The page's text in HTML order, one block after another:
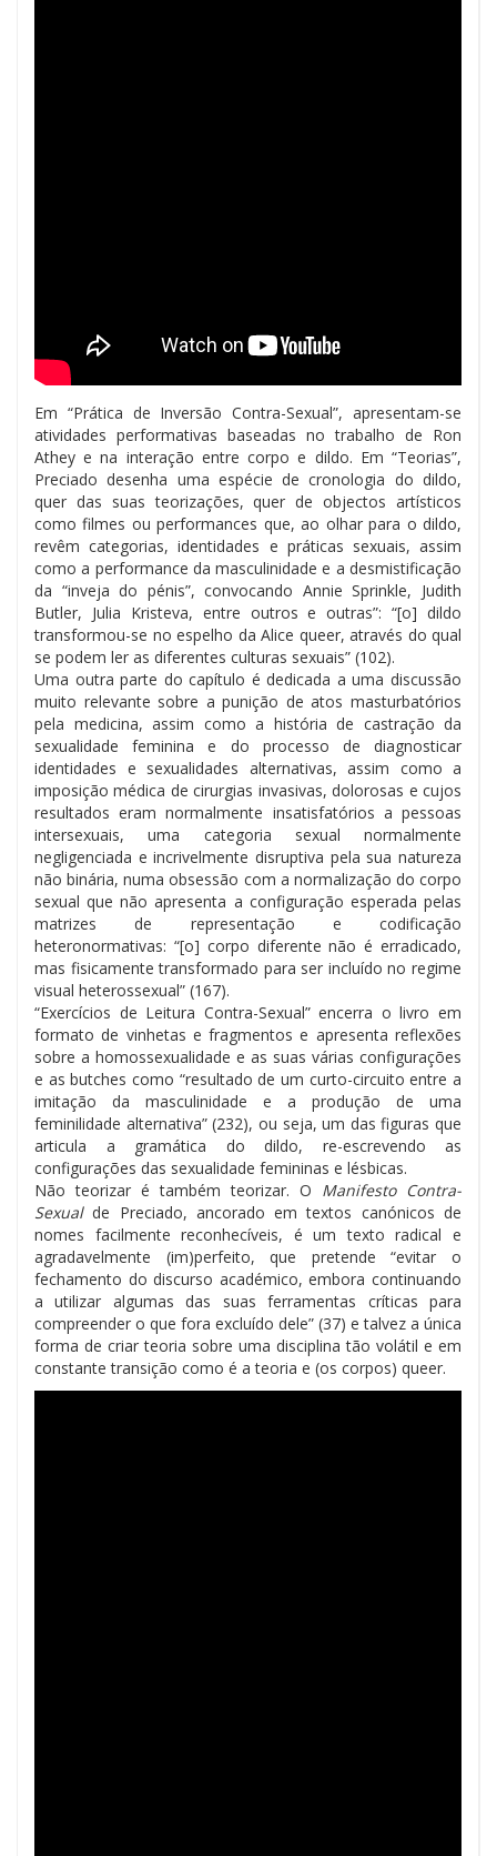
Em “Prática de Inversão Contra-Sexual”, apresentam-se
atividades performativas baseadas no trabalho de Ron
Athey e na interação entre corpo e dildo. Em “Teorias”,
Preciado desenha uma espécie de cronologia do dildo,
quer das suas teorizações, quer de objectos artísticos
como filmes ou performances que, ao olhar para o dildo,
revêm categorias, identidades e práticas sexuais, assim
como a performance da masculinidade e a desmistificação
da “inveja do pénis”, convocando Annie Sprinkle, Judith
Butler, Julia Kristeva, entre outros e outras”: “[o] dildo
transformou-se no espelho da Alice queer, através do qual
se podem ler as diferentes culturas sexuais” (102).
Uma outra parte do capítulo é dedicada a uma discussão
muito relevante sobre a punição de atos masturbatórios
pela medicina, assim como a história de castração da
sexualidade feminina e do processo de diagnosticar
identidades e sexualidades alternativas, assim como a
imposição médica de cirurgias invasivas, dolorosas e cujos
resultados eram normalmente insatisfatórios a pessoas
intersexuais, uma categoria sexual normalmente
negligenciada e incrivelmente disruptiva pela sua natureza
não binária, numa obsessão com a normalização do corpo
sexual que não apresenta a configuração esperada pelas
matrizes de representação e codificação
heteronormativas: “[o] corpo diferente não é erradicado,
mas fisicamente transformado para ser incluído no regime
visual heterossexual” (167).
“Exercícios de Leitura Contra-Sexual” encerra o livro em
formato de vinhetas e fragmentos e apresenta reflexões
sobre a homossexualidade e as suas várias configurações
e as butches como “resultado de um curto-circuito entre a
imitação da masculinidade e a produção de uma
feminilidade alternativa” (232), ou seja, um das figuras que
articula a gramática do dildo, re-escrevendo as
configurações das sexualidade femininas e lésbicas.
Não teorizar é também teorizar. O Manifesto Contra-
Sexualde Preciado, ancorado em textos canónicos de
nomes facilmente reconhecíveis, é um texto radical e
agradavelmente (im)perfeito, que pretende “evitar o
fechamento do discurso académico, embora continuando
a utilizar algumas das suas ferramentas críticas para
compreender o que fora excluído dele” (37) e talvez a única
forma de criar teoria sobre uma disciplina tão volátil e em
constante transição como é a teoria e (os corpos) queer.